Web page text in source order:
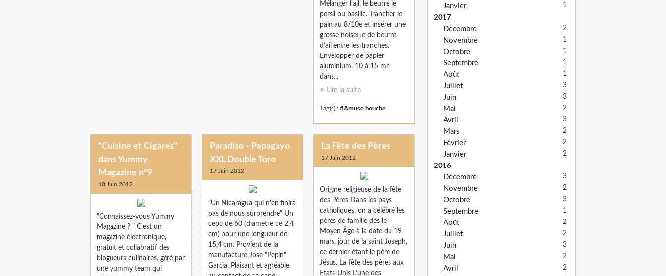
Mélanger l’ail, le beurre le
persil ou basilic. Trancher le
pain au 8/10e et insérer une
grosse noisette de beurre
d’ail entre les tranches.
Envelopper de papier
aluminium. 10 à 15 mn
dans...
Lire la suite
Tag(s) : #Amuse bouche
"Cuisine et Cigares"
dans Yummy
Magazine n°9
18 Juin 2012
"Connaissez-vous Yummy
Magazine ? " C'est un
magazine électronique,
gratuit et collabratif des
blogueurs culinaires, géré par
une yummy team qui
Paradiso - Papagayo
XXL Double Toro
17 Juin 2012
"Un Nicaragua qui n’en finira
pas de nous surprendre" Un
cepo de 60 (diamètre de 2,4
cm) pour une longueur de
15,4 cm. Provient de la
manufacture Jose "Pepin"
Garcia. Plaisant et agréable
La Fête des Pères
17 Juin 2012
Origine religieuse de la fête
des Pères Dans les pays
catholiques, on a célébré les
pères de famille dès le
Moyen Âge à la date du 19
mars, jour de la saint Joseph,
ce dernier étant le père de
Jésus. La fête des pères aux
Etats-Unis L’une des
Janvier 1
2017
Décembre
2
Novembre 1
Octobre 1
Septembre 1
Août 1
Juillet 3
Juin 3
Mai 2
Avril 3
Mars 2
Février 2
Janvier 2
2016
Décembre
3
Novembre 2
Octobre 3
Septembre 1
Août 2
Juillet 2
Juin 3
Mai 2
Avril 2